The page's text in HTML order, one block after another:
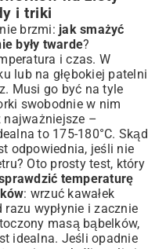
i triki
brzmi: jak smażyć
były twarde?
i czas. W
lub na głębokiej patelni
Musi go być na tyle
swobodnie w nim
najważniejsze –
to 175-180°C. Skąd
odpowiednia, jeśli nie
Oto prosty test, który
temperaturę
: wrzuć kawałek
wypłynie i zacznie
masą bąbelków,
idealna. Jeśli opadnie